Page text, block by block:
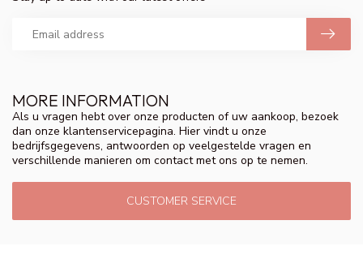
MORE INFORMATION
Als u vragen hebt over onze producten of uw aankoop, bezoek
dan onze klantenservicepagina. Hier vindt u onze
bedrijfsgegevens, antwoorden op veelgestelde vragen en
verschillende manieren om contact met ons op te nemen.
CUSTOMER SERVICE